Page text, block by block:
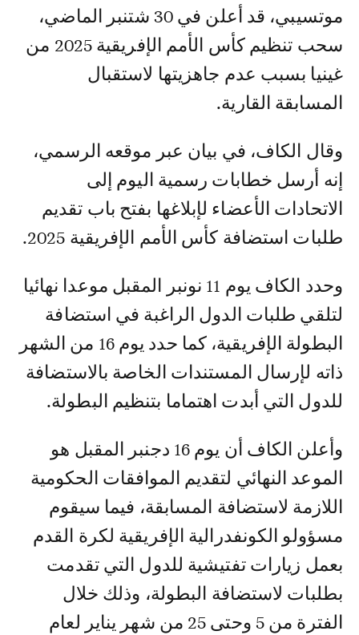
موتسيبي، قد أعلن في 30 شتنبر الماضي،
سحب تنظيم كأس الأمم الإفريقية 2025 من
غينيا بسبب عدم جاهزيتها لاستقبال
المسابقة القارية.
وقال الكاف، في بيان عبر موقعه الرسمي،
إنه أرسل خطابات رسمية اليوم إلى
الاتحادات الأعضاء لإبلاغها بفتح باب تقديم
طلبات استضافة كأس الأمم الإفريقية 2025.
وحدد الكاف يوم 11 نونبر المقبل موعدا نهائيا
لتلقي طلبات الدول الراغبة في استضافة
البطولة الإفريقية، كما حدد يوم 16 من الشهر
ذاته لإرسال المستندات الخاصة بالاستضافة
للدول التي أبدت اهتماما بتنظيم البطولة.
وأعلن الكاف أن يوم 16 دجنبر المقبل هو
الموعد النهائي لتقديم الموافقات الحكومية
اللازمة لاستضافة المسابقة، فيما سيقوم
مسؤولو الكونفدرالية الإفريقية لكرة القدم
بعمل زيارات تفتيشية للدول التي تقدمت
بطلبات لاستضافة البطولة، وذلك خلال
الفترة من 5 وحتى 25 من شهر يناير لعام